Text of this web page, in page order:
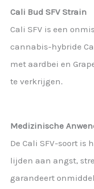
Cali Bud SFV Strain
Cali SFV is een
cannabis-hybride
met aardbei en
te verkrijgen.
Medizinische
De Cali SFV-soort is
lijden aan angst,
garandeert